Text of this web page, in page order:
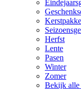
Herfst
Lente
Pasen
Winter
Zomer
Bekijk alle